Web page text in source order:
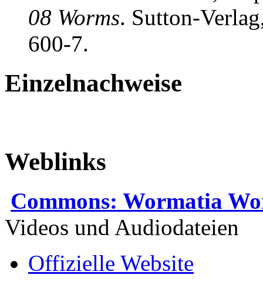
08 Worms. Sutton-
600-7.
Einzelnachweise
Weblinks
Commons: Wormatia
Videos und Audiodateien
Offizielle Website